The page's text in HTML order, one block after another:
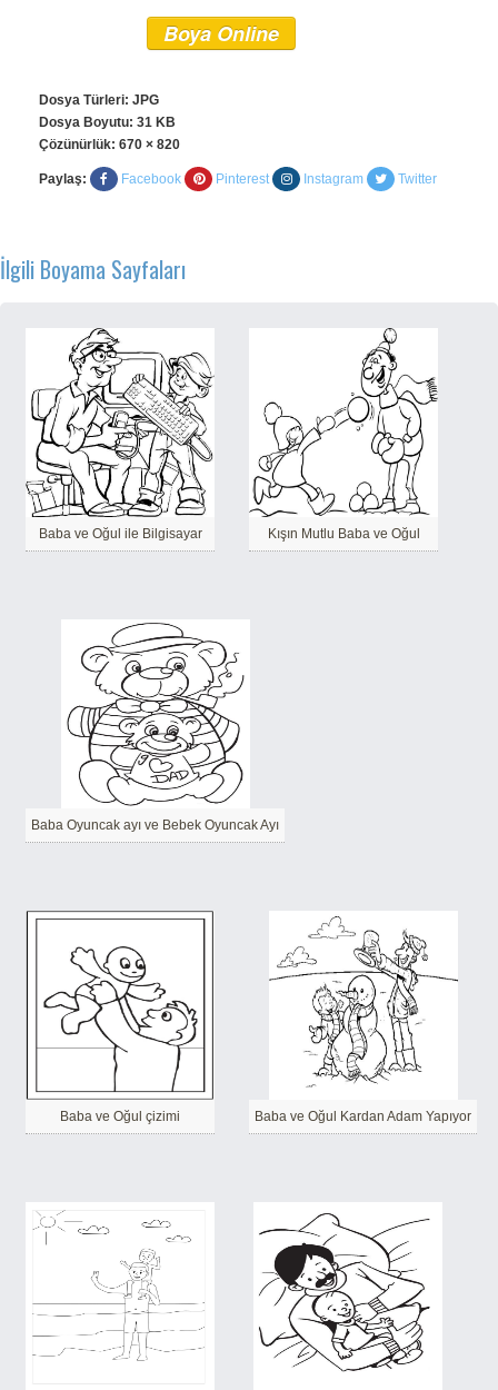
Boya Online
Dosya Türleri: JPG
Dosya Boyutu: 31 KB
Çözünürlük: 670 × 820
Paylaş: Facebook Pinterest Instagram Twitter
İlgili Boyama Sayfaları
Baba ve Oğul ile Bilgisayar Kışın Mutlu Baba ve Oğul
Baba Oyuncak ayı ve Bebek Oyuncak Ayı
Baba ve Oğul çizimi Baba ve Oğul Kardan Adam Yapıyor